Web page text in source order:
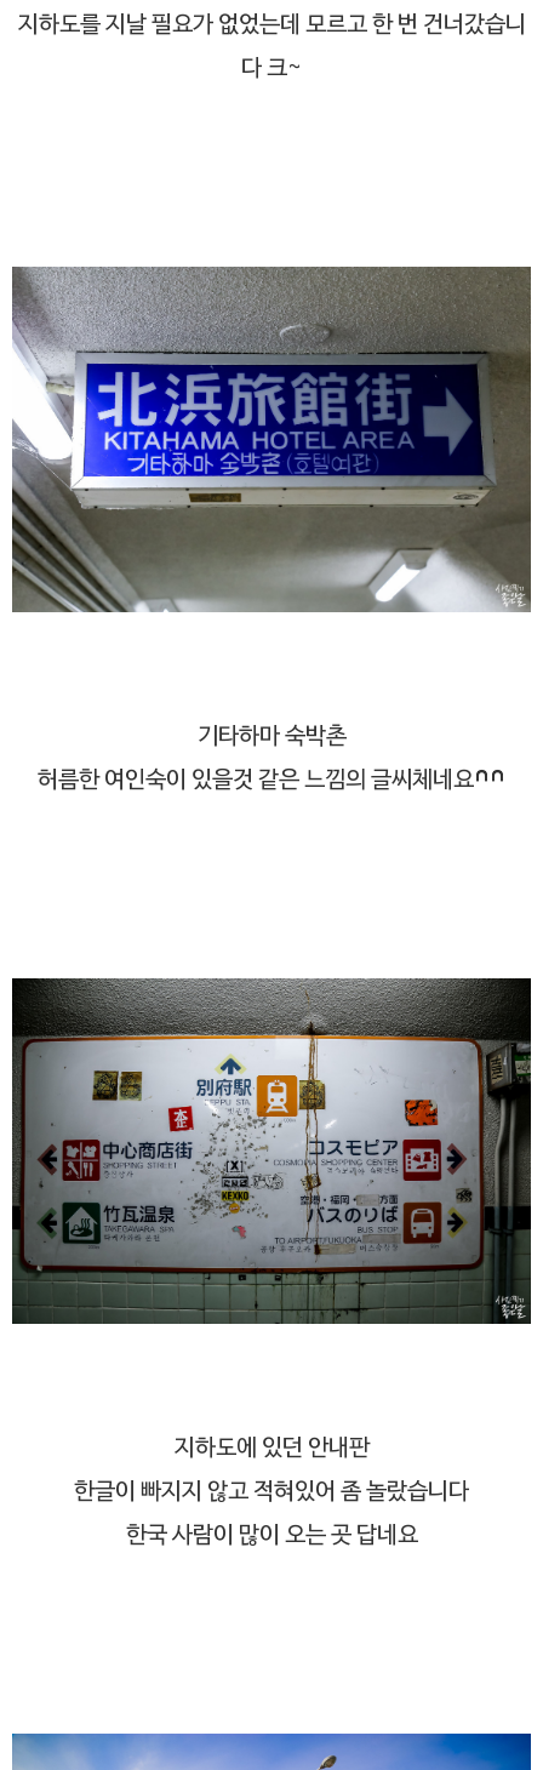
지하도를 지날 필요가 없었는데 모르고 한 번 건너갔습니
다 크~
기타하마 숙박촌
허름한 여인숙이 있을것 같은 느낌의 글씨체네요^^
지하도에 있던 안내판
한글이 빠지지 않고 적혀있어 좀 놀랐습니다
한국 사람이 많이 오는 곳 답네요